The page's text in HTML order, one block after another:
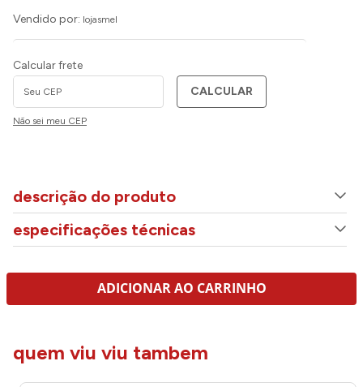
Vendido por: lojasmel
Calcular frete
CALCULAR
Não sei meu CEP
descrição do produto
especificações técnicas
ADICIONAR AO CARRINHO
quem viu viu tambem